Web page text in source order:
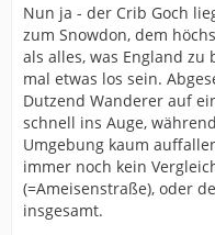
Nun ja - der Crib Goch
zum Snowdon, dem
als alles, was England
mal etwas los sein.
Dutzend Wanderer auf
schnell ins Auge,
Umgebung kaum
immer noch kein
(=Ameisenstraße), oder
insgesamt.